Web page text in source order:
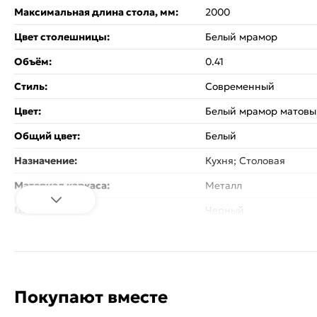
Максимальная длина стола, мм:
2000
Цвет столешницы:
Белый мрамор
Объём:
0.41
Стиль:
Современный
Цвет:
Белый мрамор
Общий цвет:
Белый
Назначение:
Кухня; Столовая
Материал каркаса:
Металл
Цвет каркаса:
Черный
Коллекция:
Покупают вместе